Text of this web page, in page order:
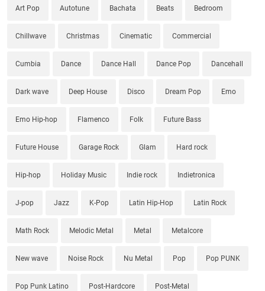
Art Pop Autotune Bachata Beats Bedroom
Chillwave Christmas Cinematic Commercial
Cumbia Dance Dance Hall Dance Pop Dancehall
Dark wave Deep House Disco Dream Pop Emo
Emo Hip-hop Flamenco Folk Future Bass
Future House Garage Rock Glam Hard rock
Hip-hop Holiday Music Indie rock Indietronica
J-pop Jazz K-Pop Latin Hip-Hop Latin Rock
Math Rock Melodic Metal Metal Metalcore
New wave Noise Rock Nu Metal Pop Pop PUNK
Pop Punk Latino Post-Hardcore Post-Metal